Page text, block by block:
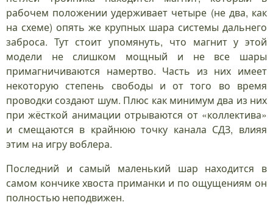
рабочем положении удерживает четыре (не два, как
на схеме) опять же крупных шара системы дальнего
заброса. Тут стоит упомянуть, что магнит у этой
модели не слишком мощный и не все шары
примагничиваются намертво. Часть из них имеет
некоторую степень свободы и от того во время
проводки создают шум. Плюс как минимум два из них
при жёсткой анимации отрываются от «коллектива»
и смещаются в крайнюю точку канала СДЗ, влияя
этим на игру воблера.
Последний и самый маленький шар находится в
самом кончике хвоста приманки и по ощущениям он
полностью неподвижен.